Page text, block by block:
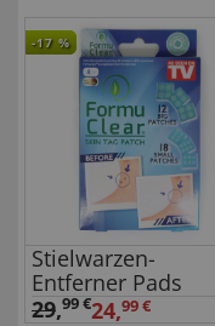
-17 %
Stielwarzen-
Entferner Pads
29,99 €24,99 €